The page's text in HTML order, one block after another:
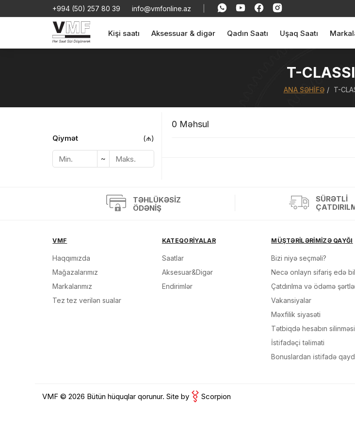
+994 (50) 257 80 39 info@vmfonline.az
Kişi saatı Aksessuar & digər Qadın Saatı Uşaq Saatı
T-
ANA SƏHIFƏ T-
Qiymət (₼)
~
0 Məhsul
Endirim
Sifarişi
Alış-verişə
OK
TƏHLÜKƏSIZ
ÖDƏNIŞ
SÜRƏTLI
VMF
Haqqımızda
Mağazalarımız
Markalarımız
Tez tez verilən sualar
KATEQORİYALAR
Saatlar
Aksesuar&Digər
Endirimlər
MÜŞTƏRİLƏRİMİZƏ QAYĞI
Bizi niyə seçməli?
Necə onlayn sifariş edə
Çatdırılma və ödəmə
Vakansiyalar
Məxfilik siyasəti
Tətbiqdə hesabın silinməsi
İsti̇fadəçi̇ təli̇mati
Bonuslardan i̇sti̇fadə
VMF © 2026 Bütün hüquqlar qorunur. Site by Scorpion